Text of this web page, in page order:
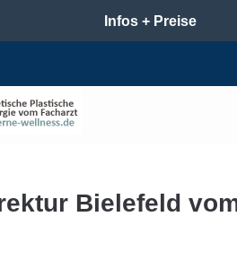
Infos + Preise
Bielefeld